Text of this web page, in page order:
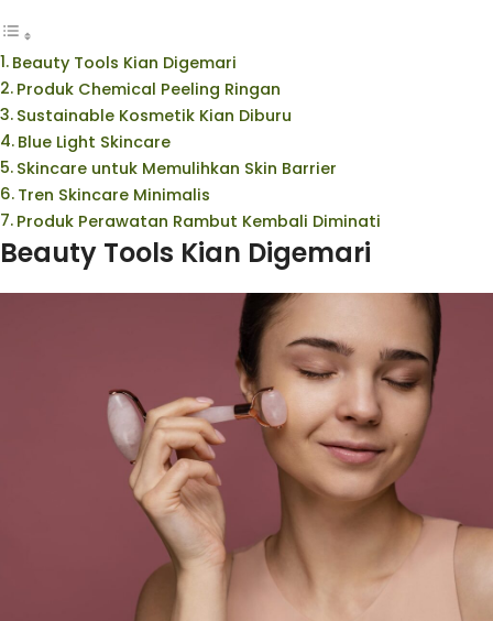
Beauty Tools Kian Digemari
Produk Chemical Peeling Ringan
Sustainable Kosmetik Kian Diburu
Blue Light Skincare
Skincare untuk Memulihkan Skin Barrier
Tren Skincare Minimalis
Produk Perawatan Rambut Kembali Diminati
Beauty Tools Kian Digemari